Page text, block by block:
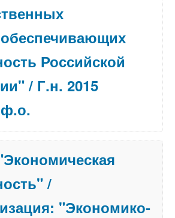
Российской
/ Г.н. 2015
/
"Экономико-